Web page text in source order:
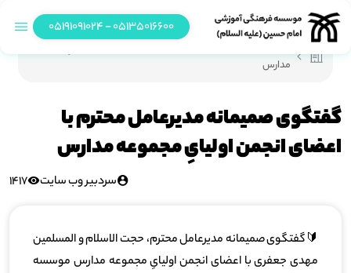
05135016600 - 05191091024
مدارس
گفتگوی صمیمانه مدیرعامل محترم با
اعضای انجمن اولیایِ مجموعه مدارس
سردبیر وب سایت 1417
🔰گفتگوی صمیمانه مدیرعامل محترم، حجت الاسلام و المسلمین
مهدی جعفری با اعضای انجمن اولیایِ مجموعه مدارس موسسه